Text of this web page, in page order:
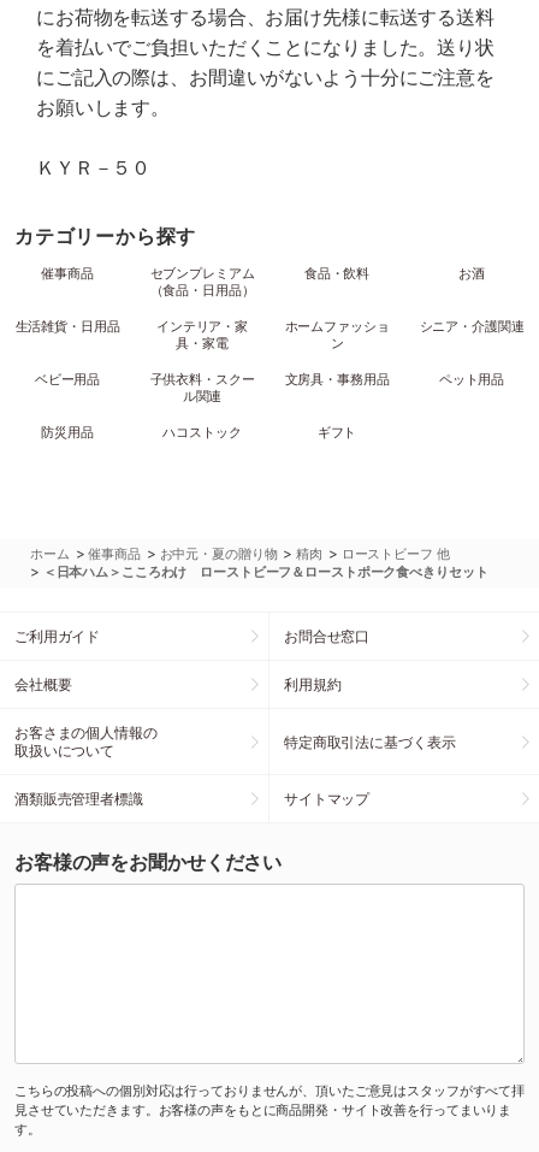
にお荷物を転送する場合、お届け先様に転送する送料
を着払いでご負担いただくことになりました。送り状
にご記入の際は、お間違いがないよう十分にご注意を
お願いします。
ＫＹＲ－５０
カテゴリーから探す
催事商品
セブンプレミアム
（食品・日用品）
食品・飲料 お酒
生活雑貨・日用品
インテリア・家
具・家電
ホームファッショ
ン
シニア・介護関連
ベビー用品
子供衣料・スクー
ル関連
文房具・事務用品 ペット用品
防災用品 ハコストック ギフト
ホーム >催事商品 > お中元・夏の贈り物 >精肉 > ローストビーフ 他
> ＜日本ハム＞こころわけ ローストビーフ＆ローストポーク食べきりセット
ご利用ガイド お問合せ窓口
会社概要 利用規約
お客さまの個人情報の
取扱いについて
特定商取引法に基づく表示
酒類販売管理者標識 サイトマップ
お客様の声をお聞かせください
こちらの投稿への個別対応は行っておりませんが、頂いたご意見はスタッフがすべて拝
見させていただきます。お客様の声をもとに商品開発・サイト改善を行ってまいりま
す。